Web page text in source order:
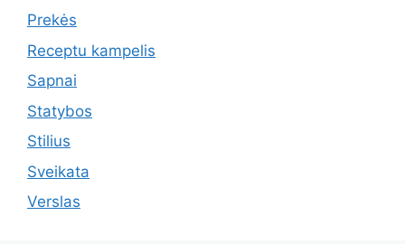
Prekės
Receptu kampelis
Sapnai
Statybos
Stilius
Sveikata
Verslas